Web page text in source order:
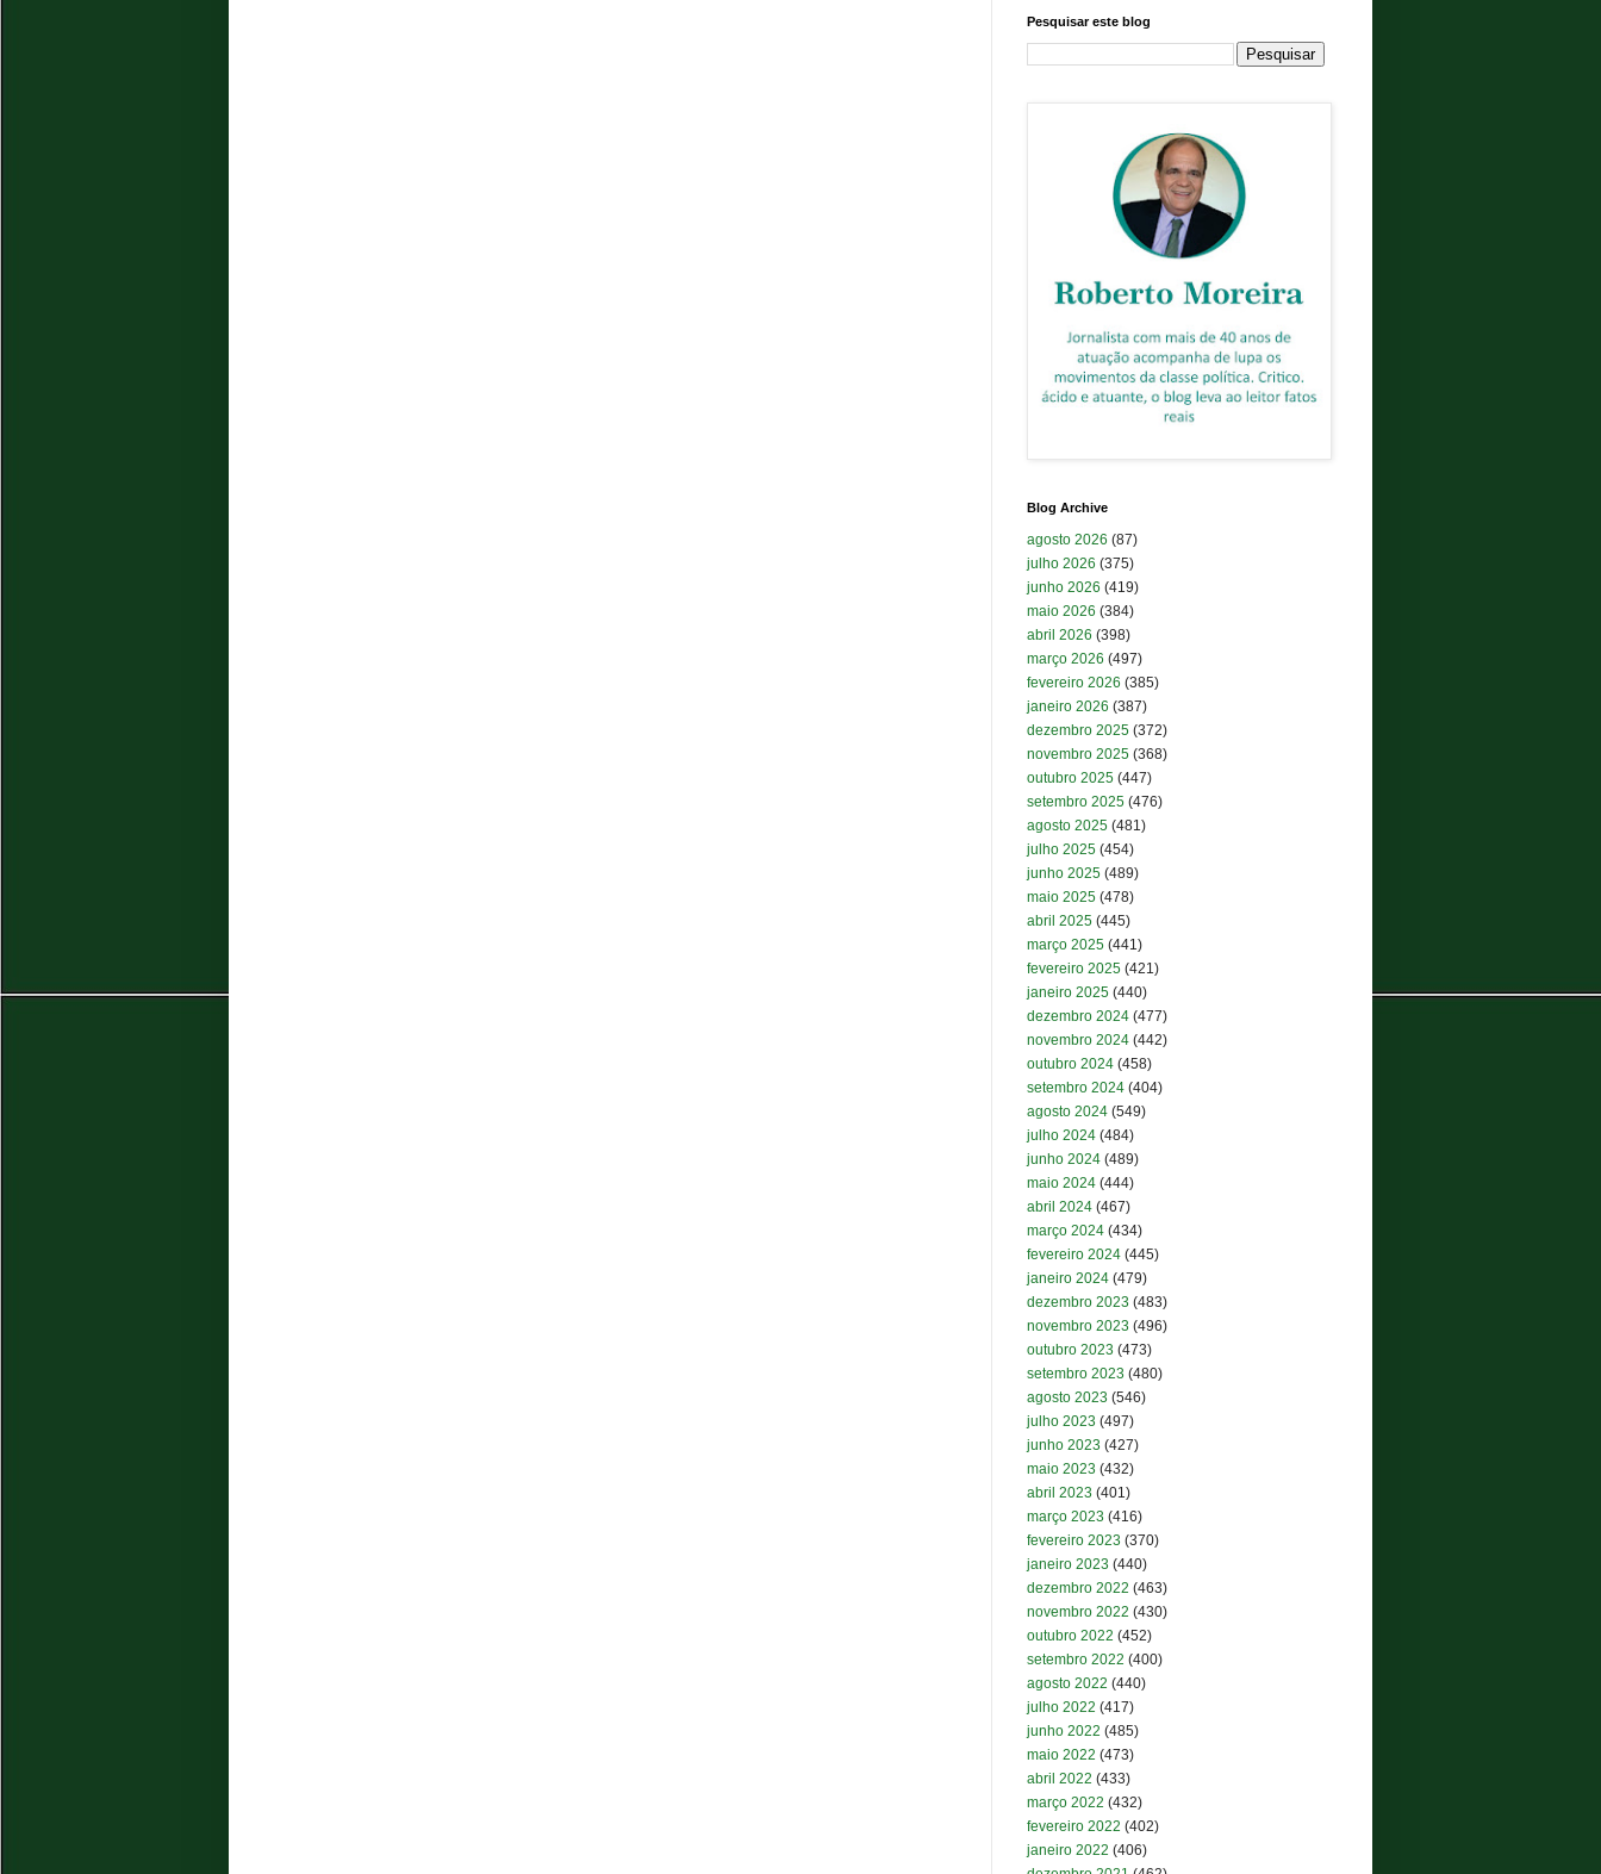
Pesquisar este blog
Blog Archive
agosto 2026 (87)
julho 2026 (375)
junho 2026 (419)
maio 2026 (384)
abril 2026 (398)
março 2026 (497)
fevereiro 2026 (385)
janeiro 2026 (387)
dezembro 2025 (372)
novembro 2025 (368)
outubro 2025 (447)
setembro 2025 (476)
agosto 2025 (481)
julho 2025 (454)
junho 2025 (489)
maio 2025 (478)
abril 2025 (445)
março 2025 (441)
fevereiro 2025 (421)
janeiro 2025 (440)
dezembro 2024 (477)
novembro 2024 (442)
outubro 2024 (458)
setembro 2024 (404)
agosto 2024 (549)
julho 2024 (484)
junho 2024 (489)
maio 2024 (444)
abril 2024 (467)
março 2024 (434)
fevereiro 2024 (445)
janeiro 2024 (479)
dezembro 2023 (483)
novembro 2023 (496)
outubro 2023 (473)
setembro 2023 (480)
agosto 2023 (546)
julho 2023 (497)
junho 2023 (427)
maio 2023 (432)
abril 2023 (401)
março 2023 (416)
fevereiro 2023 (370)
janeiro 2023 (440)
dezembro 2022 (463)
novembro 2022 (430)
outubro 2022 (452)
setembro 2022 (400)
agosto 2022 (440)
julho 2022 (417)
junho 2022 (485)
maio 2022 (473)
abril 2022 (433)
março 2022 (432)
fevereiro 2022 (402)
janeiro 2022 (406)